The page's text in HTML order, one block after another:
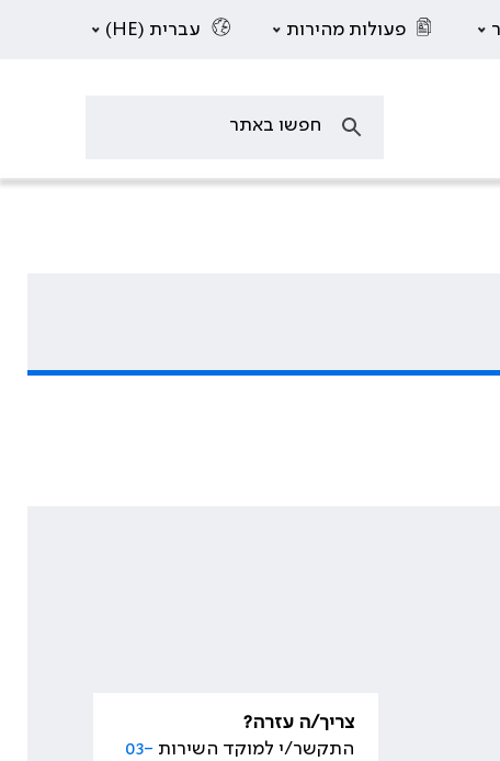
פעולות מהירות עברית (HE)
צריך/ה עזרה?
התקשר/י למוקד השירות 03-